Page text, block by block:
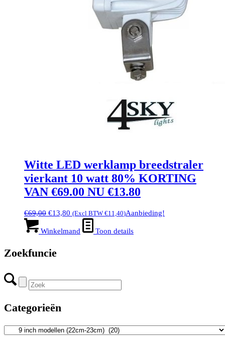
Witte LED werklamp breedstraler
vierkant 10 watt 80% KORTING
VAN €69.00 NU €13.80
€69,00 Oorspronkelijke
was:
€13,80 Huidige
prijs
is:
(Excl BTW €11,40)Aanbieding!
Winkelmand Toon details
Zoekfuncie
Categorieën